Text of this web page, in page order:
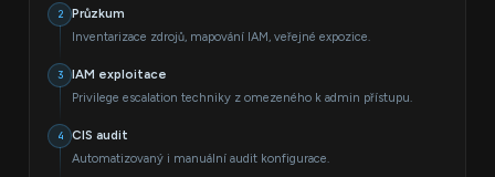
MFA pro root / globální admin účty
Alerting na kritické akce (root login, IAM policy change)
2 Průzkum
Inventarizace zdrojů, mapování IAM, veřejné expozice.
3 IAM exploitace
Privilege escalation techniky z omezeného k admin přístupu.
4 CIS audit
Automatizovaný i manuální audit konfigurace.